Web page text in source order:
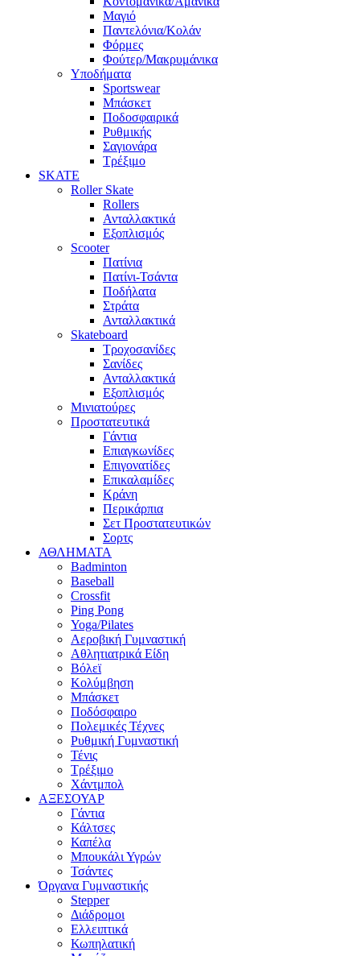
Μαγιό
Παντελόνια/Κολάν
Φόρμες
Φούτερ/Μακρυμάνικα
Υποδήματα
Sportswear
Μπάσκετ
Ποδοσφαιρικά
Ρυθμικής
Σαγιονάρα
Τρέξιμο
SKATE
Roller Skate
Rollers
Ανταλλακτικά
Εξοπλισμός
Scooter
Πατίνια
Πατίνι-Τσάντα
Ποδήλατα
Στράτα
Ανταλλακτικά
Skateboard
Τροχοσανίδες
Σανίδες
Ανταλλακτικά
Εξοπλισμός
Μινιατούρες
Προστατευτικά
Γάντια
Επιαγκωνίδες
Επιγονατίδες
Επικαλαμίδες
Κράνη
Περικάρπια
Σετ Προστατευτικών
Σορτς
ΑΘΛΗΜΑΤΑ
Badminton
Baseball
Crossfit
Ping Pong
Yoga/Pilates
Αεροβική Γυμναστική
Αθλητιατρικά Είδη
Βόλεϊ
Κολύμβηση
Μπάσκετ
Ποδόσφαιρο
Πολεμικές Τέχνες
Ρυθμική Γυμναστική
Τένις
Τρέξιμο
Χάντμπολ
ΑΞΕΣΟΥΑΡ
Γάντια
Κάλτσες
Καπέλα
Μπουκάλι Υγρών
Τσάντες
Όργανα Γυμναστικής
Stepper
Διάδρομοι
Ελλειπτικά
Κωπηλατική